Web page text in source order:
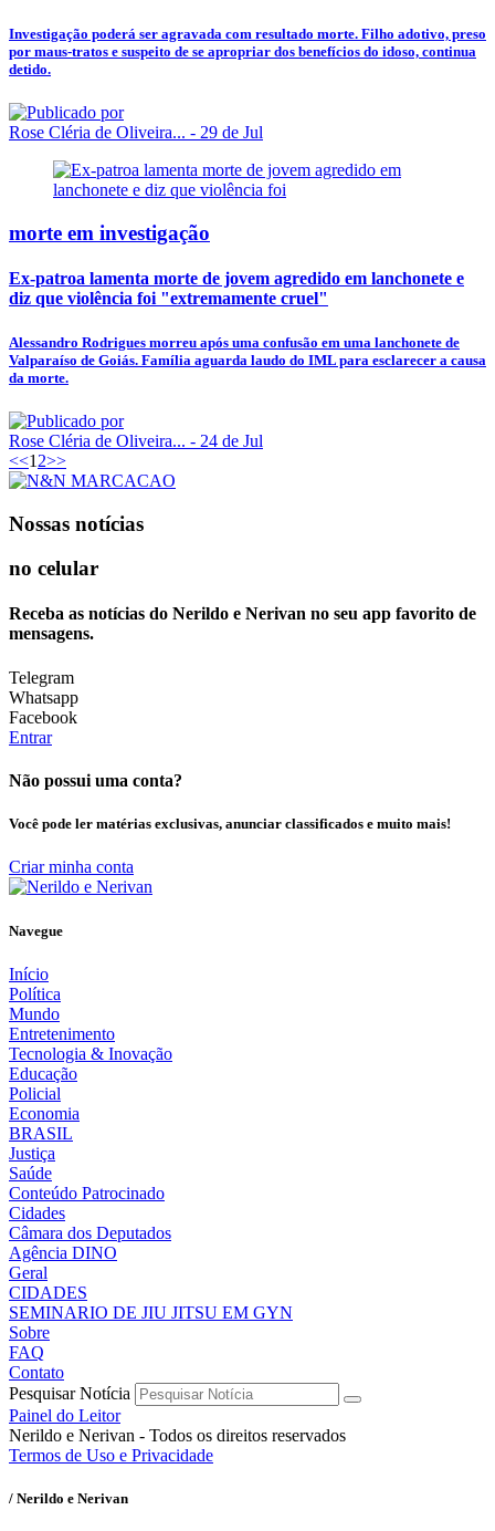
Investigação poderá ser agravada com resultado morte. Filho adotivo, preso
por maus-tratos e suspeito de se apropriar dos benefícios do idoso, continua
detido.
Rose Cléria de Oliveira... - 29 de Jul
morte em investigação
Ex-patroa lamenta morte de jovem agredido em lanchonete e
diz que violência foi "extremamente cruel"
Alessandro Rodrigues morreu após uma confusão em uma lanchonete de
Valparaíso de Goiás. Família aguarda laudo do IML para esclarecer a causa
da morte.
Rose Cléria de Oliveira... - 24 de Jul
<<1 2>>
Nossas notícias
no celular
Receba as notícias do Nerildo e Nerivan no seu app favorito de
mensagens.
Telegram
Whatsapp
Facebook
Entrar
Não possui uma conta?
Você pode ler matérias exclusivas, anunciar classificados e muito mais!
Criar minha conta
Navegue
Início
Política
Mundo
Entretenimento
Tecnologia & Inovação
Educação
Policial
Economia
BRASIL
Justiça
Saúde
Conteúdo Patrocinado
Cidades
Câmara dos Deputados
Agência DINO
Geral
CIDADES
SEMINARIO DE JIU JITSU EM GYN
Sobre
FAQ
Contato
Pesquisar Notícia
Painel do Leitor
Nerildo e Nerivan - Todos os direitos reservados
Termos de Uso e Privacidade
/ Nerildo e Nerivan